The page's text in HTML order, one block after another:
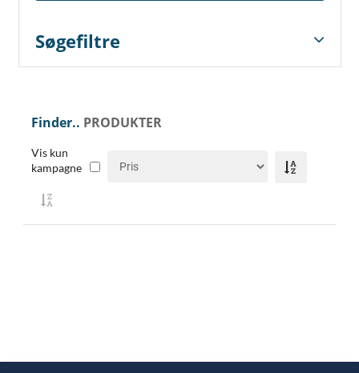
Søgefiltre
Finder.. PRODUKTER
Vis kun
kampagne